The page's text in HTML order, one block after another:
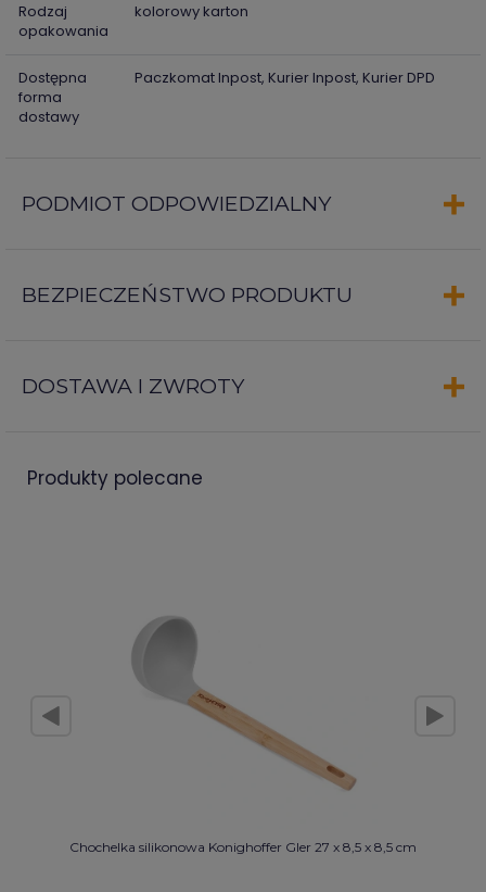
Rodzaj
opakowania
kolorowy karton
Dostępna
forma
dostawy
Paczkomat Inpost, Kurier Inpost, Kurier DPD
PODMIOT ODPOWIEDZIALNY
BEZPIECZEŃSTWO PRODUKTU
DOSTAWA I ZWROTY
produkty polecane
Chochelka silikonowa Konighoffer Gler 27 x 8,5 x 8,5 cm